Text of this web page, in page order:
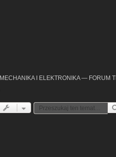
MECHANIKA I ELEKTRONIKA — FORUM